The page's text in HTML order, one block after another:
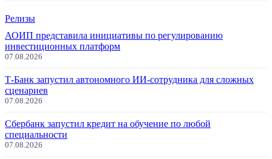
Релизы
АОИП представила инициативы по регулированию
инвестиционных платформ
07.08.2026
Т-Банк запустил автономного ИИ-сотрудника для сложных
сценариев
07.08.2026
Сбербанк запустил кредит на обучение по любой
специальности
07.08.2026